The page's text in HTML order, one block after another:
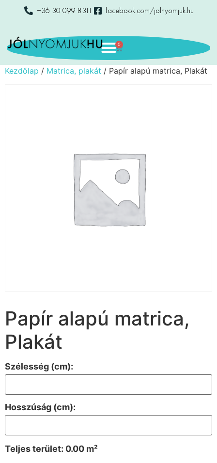
+36 30 099 8311 facebook.com/jolnyomjuk.hu
0
Kezdőlap / Matrica, plakát / Papír alapú matrica, Plakát
Papír alapú matrica,
Plakát
Szélesség (cm):
Hosszúság (cm):
Teljes terület: 0.00 m²